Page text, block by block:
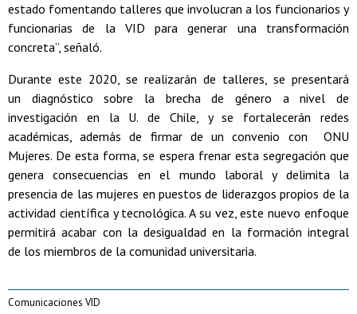
estado fomentando talleres que involucran a los funcionarios y
funcionarias de la VID para generar una transformación
concreta”, señaló.
Durante este 2020, se realizarán de talleres, se presentará
un diagnóstico sobre la brecha de género a nivel de
investigación en la U. de Chile, y se fortalecerán redes
académicas, además de firmar de un convenio con ONU
Mujeres. De esta forma, se espera frenar esta segregación que
genera consecuencias en el mundo laboral y delimita la
presencia de las mujeres en puestos de liderazgos propios de la
actividad científica y tecnológica. A su vez, este nuevo enfoque
permitirá acabar con la desigualdad en la formación integral
de los miembros de la comunidad universitaria.
Comunicaciones VID